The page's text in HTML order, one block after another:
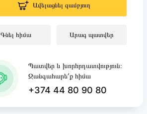
Ավելացնել զամբյուղ
Գնել հիմա Արագ պատվեր
Պատվեր և խորհրդատվություն։
Զանգահարե՛ք հիմա
+374 44 80 90 80